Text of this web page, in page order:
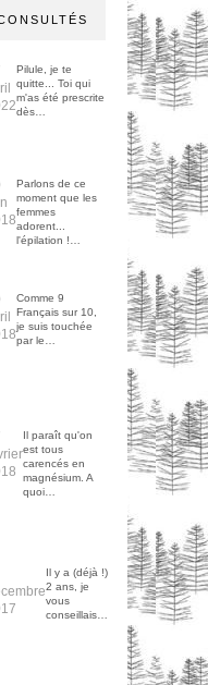
Pilule, je te
quitte... Toi qui
m'as été prescrite
dès…
Parlons de ce
moment que les
femmes
adorent...
l'épilation !…
Comme 9
Français sur 10,
je suis touchée
par le…
Il paraît qu'on
est tous
carencés en
magnésium. A
quoi…
Il y a (déjà !)
2 ans, je
vous
conseillais…